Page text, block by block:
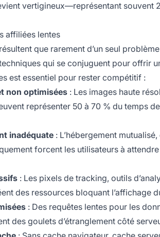
vertigineux—représentant souvent
affiliées lentes
que rarement d’un seul
qui se conjuguent pour offrir
est essentiel pour rester compétitif :
non optimisées : Les images haute
représenter 50 à 70 % du temps
inadéquate : L’hébergement
forcent les utilisateurs à
: Les pixels de tracking, outils
des ressources bloquant l’affichage
: Des requêtes lentes pour les
des goulets d’étranglement côté